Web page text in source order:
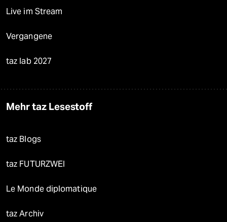
Live im Stream
Vergangene
taz lab 2027
Mehr taz Lesestoff
taz Blogs
taz FUTURZWEI
Le Monde diplomatique
taz Archiv